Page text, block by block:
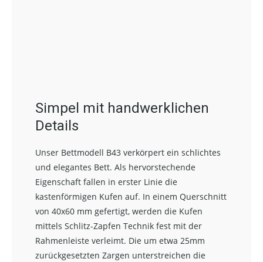
Simpel mit handwerklichen
Details
Unser Bettmodell B43 verkörpert ein schlichtes
und elegantes Bett. Als hervorstechende
Eigenschaft fallen in erster Linie die
kastenförmigen Kufen auf. In einem Querschnitt
von 40x60 mm gefertigt, werden die Kufen
mittels Schlitz-Zapfen Technik fest mit der
Rahmenleiste verleimt. Die um etwa 25mm
zurückgesetzten Zargen unterstreichen die